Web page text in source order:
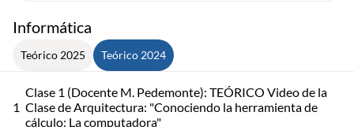
Informática
Teórico 2025 Teórico 2024
1
Clase 1 (Docente M. Pedemonte): TEÓRICO Video de la
Clase de Arquitectura: "Conociendo la herramienta de
cálculo: La computadora"